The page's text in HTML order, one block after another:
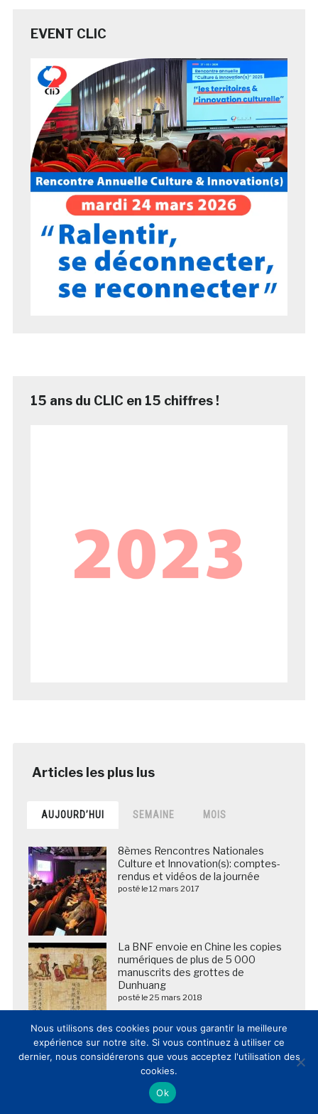
EVENT CLIC
15 ans du CLIC en 15 chiffres !
AUJOURD’HUI SEMAINE MOIS
8èmes Rencontres Nationales
Culture et Innovation(s): comptes-
rendus et vidéos de la journée
posté le 12 mars 2017
La BNF envoie en Chine les copies
numériques de plus de 5 000
manuscrits des grottes de
Dunhuang
posté le 25 mars 2018
L’innovation dans les musées et
lieux de patrimoine en France et
dans le Monde: cahier des
tendances 2014
posté le 13 février 2015
Nous utilisons des cookies pour vous garantir la meilleure
expérience sur notre site. Si vous continuez à utiliser ce
dernier, nous considérerons que vous acceptez l'utilisation des
cookies.
Ok